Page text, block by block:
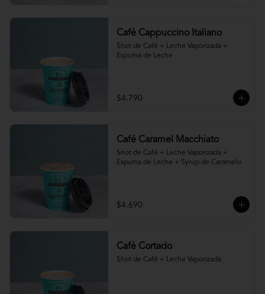
Café Cappuccino Italiano
Shot de Café + Leche Vaporizada +
Espuma de Leche
$4.790
Café Caramel Macchiato
Shot de Café + Leche Vaporizada +
Espuma de Leche + Syrup de Caramelo
$4.690
Café Cortado
Shot de Café + Leche Vaporizada